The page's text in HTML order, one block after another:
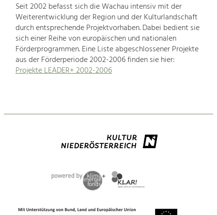
Seit 2002 befasst sich die Wachau intensiv mit der
Weiterentwicklung der Region und der Kulturlandschaft
durch entsprechende Projektvorhaben. Dabei bedient sie
sich einer Reihe von europäischen und nationalen
Förderprogrammen. Eine Liste abgeschlossener Projekte
aus der Förderperiode 2002-2006 finden sie hier:
Projekte LEADER+ 2002-2006